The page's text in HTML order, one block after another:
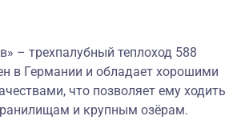
– трехпалубный теплоход 588
в Германии и обладает хорошими
что позволяет ему ходить
и крупным озёрам.